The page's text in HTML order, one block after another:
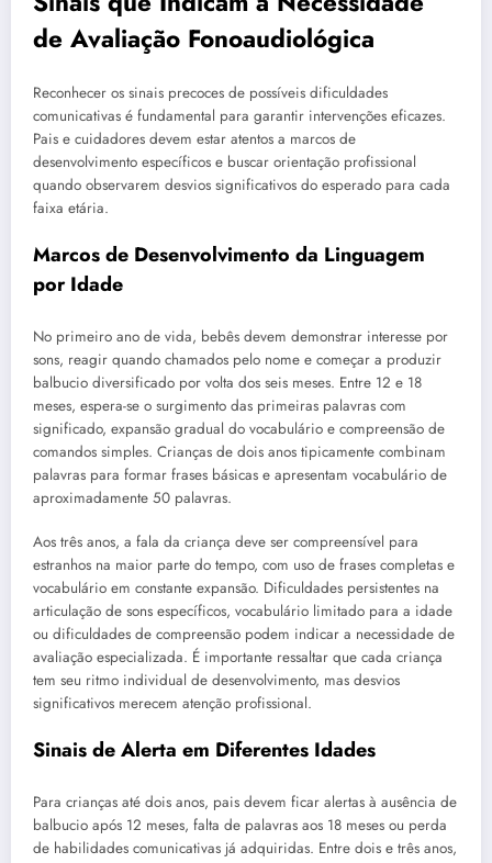
de Avaliação Fonoaudiológica
Reconhecer os sinais precoces de possíveis dificuldades
comunicativas é fundamental para garantir intervenções eficazes.
Pais e cuidadores devem estar atentos a marcos de
desenvolvimento específicos e buscar orientação profissional
quando observarem desvios significativos do esperado para cada
faixa etária.
Marcos de Desenvolvimento da Linguagem
por Idade
No primeiro ano de vida, bebês devem demonstrar interesse por
sons, reagir quando chamados pelo nome e começar a produzir
balbucio diversificado por volta dos seis meses. Entre 12 e 18
meses, espera-se o surgimento das primeiras palavras com
significado, expansão gradual do vocabulário e compreensão de
comandos simples. Crianças de dois anos tipicamente combinam
palavras para formar frases básicas e apresentam vocabulário de
aproximadamente 50 palavras.
Aos três anos, a fala da criança deve ser compreensível para
estranhos na maior parte do tempo, com uso de frases completas e
vocabulário em constante expansão. Dificuldades persistentes na
articulação de sons específicos, vocabulário limitado para a idade
ou dificuldades de compreensão podem indicar a necessidade de
avaliação especializada. É importante ressaltar que cada criança
tem seu ritmo individual de desenvolvimento, mas desvios
significativos merecem atenção profissional.
Sinais de Alerta em Diferentes Idades
Para crianças até dois anos, pais devem ficar alertas à ausência de
balbucio após 12 meses, falta de palavras aos 18 meses ou perda
de habilidades comunicativas já adquiridas. Entre dois e três anos,